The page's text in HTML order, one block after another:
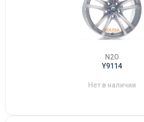
N2O
Y9114
Нет в наличии